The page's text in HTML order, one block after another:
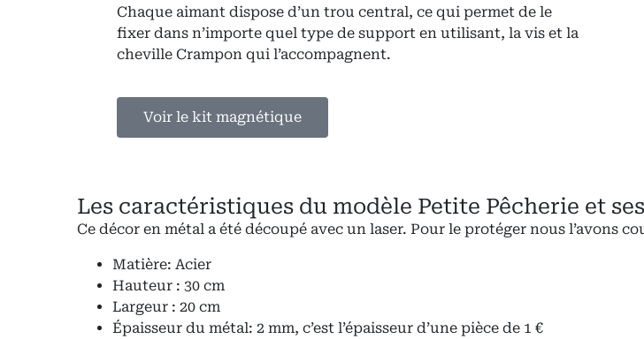
Chaque aimant dispose d’un trou central, ce qui permet de le
fixer dans n’importe quel type de support en utilisant, la vis et la
cheville Crampon qui l’accompagnent.
Voir le kit magnétique
Les caractéristiques du modèle Petite Pêcherie et
Ce décor en métal a été découpé avec un laser. Pour le protéger nous l’avons
Matière: Acier
Hauteur : 30 cm
Largeur : 20 cm
Épaisseur du métal: 2 mm, c’est l’épaisseur d’une pièce de 1 €